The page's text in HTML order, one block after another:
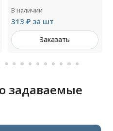
В наличии
313 ₽ за шт
Заказать
задаваемые